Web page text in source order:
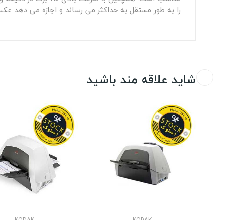
را به طور مستقل به حداکثر می رساند و اجازه می دهد
شاید علاقه مند باشید